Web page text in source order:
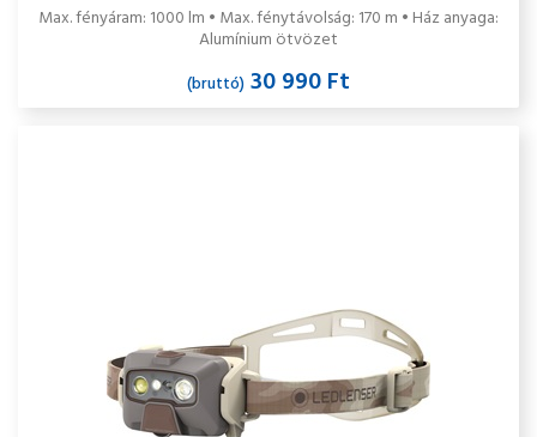
Max. fényáram: 1000 lm • Max. fénytávolság: 170 m • Ház anyaga:
Alumínium ötvözet
(bruttó) 30 990 Ft